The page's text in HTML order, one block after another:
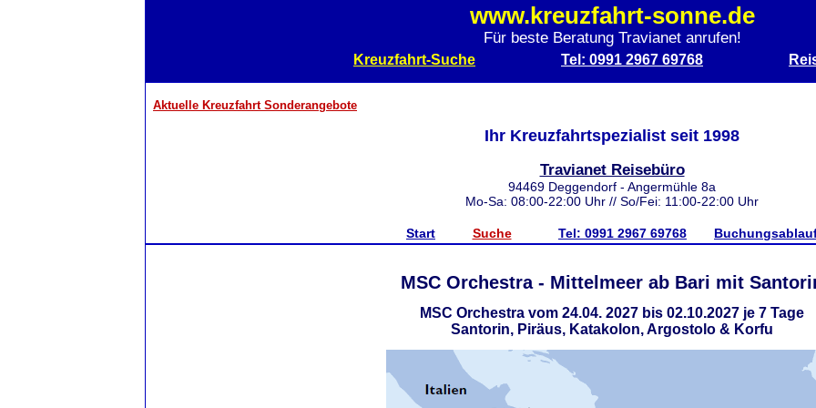
www.kreuzfahrt-sonne.de
Für beste Beratung Travianet anrufen!
Kreuzfahrt-Suche Tel: 0991 2967 69768
Aktuelle Kreuzfahrt Sonderangebote
Ihr Kreuzfahrtspezialist seit 1998
Travianet Reisebüro
94469 Deggendorf - Angermühle 8a
Mo-Sa: 08:00-22:00 Uhr // So/Fei: 11:00-22:00 Uhr
Start Suche Tel: 0991 2967 69768
MSC Orchestra - Mittelmeer ab Bari mit
MSC Orchestra vom 24.04. 2027 bis 02.10.2027 je 7 Tage
Santorin, Piräus, Katakolon, Argostolo & Korfu